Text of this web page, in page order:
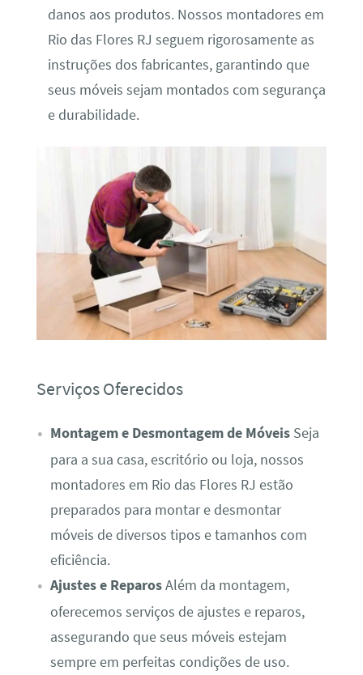
danos aos produtos. Nossos montadores em
Rio das Flores RJ seguem rigorosamente as
instruções dos fabricantes, garantindo que
seus móveis sejam montados com segurança
e durabilidade.
Serviços Oferecidos
Montagem e Desmontagem de MóveisSeja
para a sua casa, escritório ou loja, nossos
montadores em Rio das Flores RJ estão
preparados para montar e desmontar
móveis de diversos tipos e tamanhos com
eficiência.
Ajustes e ReparosAlém da montagem,
oferecemos serviços de ajustes e reparos,
assegurando que seus móveis estejam
sempre em perfeitas condições de uso.